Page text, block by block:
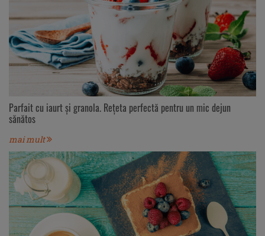
Parfait cu iaurt și granola. Rețeta perfectă pentru un mic dejun
sănătos
mai mult